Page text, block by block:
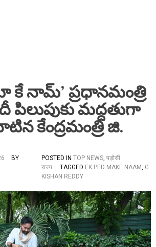
కే నామ్’ ప్రధానమంత్రి
పిలుపుకు మద్దతుగా
కేంద్రమంత్రి జి.
BY
POSTED IN TOP NEWS, पड़ोसी
राज्य
TAGGED EK PED MAKE NAAM, G
KISHAN REDDY